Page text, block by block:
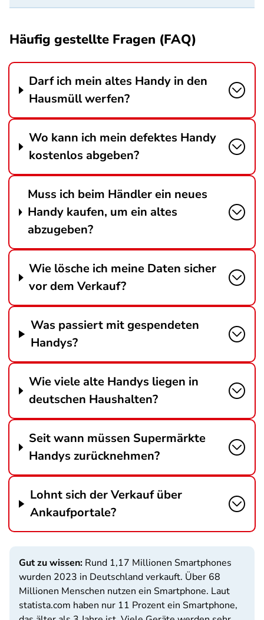
Häufig gestellte Fragen (FAQ)
Darf ich mein altes Handy in den
Hausmüll werfen?
Wo kann ich mein defektes Handy
kostenlos abgeben?
Muss ich beim Händler ein neues
Handy kaufen, um ein altes
abzugeben?
Wie lösche ich meine Daten sicher
vor dem Verkauf?
Was passiert mit gespendeten
Handys?
Wie viele alte Handys liegen in
deutschen Haushalten?
Seit wann müssen Supermärkte
Handys zurücknehmen?
Lohnt sich der Verkauf über
Ankaufportale?
Gut zu wissen: Rund 1,17 Millionen Smartphones
wurden 2023 in Deutschland verkauft. Über 68
Millionen Menschen nutzen ein Smartphone. Laut
statista.com haben nur 11 Prozent ein Smartphone,